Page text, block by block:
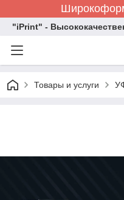
"iPrint" -
Товары и услуги